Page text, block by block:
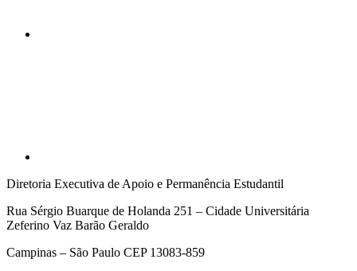
Diretoria Executiva de Apoio e Permanência Estudantil
Rua Sérgio Buarque de Holanda 251 – Cidade Universitária
Zeferino Vaz Barão Geraldo
Campinas – São Paulo CEP 13083-859